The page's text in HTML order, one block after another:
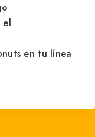
el
en tu línea